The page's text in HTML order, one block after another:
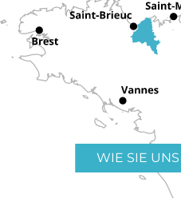
WIE SIE